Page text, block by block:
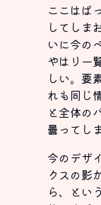
ここはぱ
してしま
いに今の
やはり一
しい。要
れも同じ
と全体の
曇ってし
今のデザ
クスの影
ら、とい